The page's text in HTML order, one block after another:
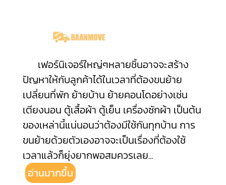
เฟอร์นิเจอร์ใหญ่ๆหลายชิ้นอาจจะสร้าง
ปัญหาให้กับลูกค้าได้ในเวลาที่ต้องขนย้าย
เปลี่ยนที่พัก ย้ายบ้าน ย้ายคอนโดอย่างเช่น
เตียงนอน ตู้เสื้อผ้า ตู้เย็น เครื่องซักผ้า เป็นต้น
ของเหล่านี้แน่นอนว่าต้องมีใช้กันทุกบ้าน การ
ขนย้ายด้วยตัวเองอาจจะเป็นเรื่องที่ต้องใช้
เวลาแล้วก็ยุ่งยากพอสมควรเลย...
อ่านมากขึ้น